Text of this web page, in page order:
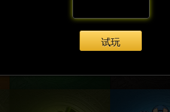
试玩